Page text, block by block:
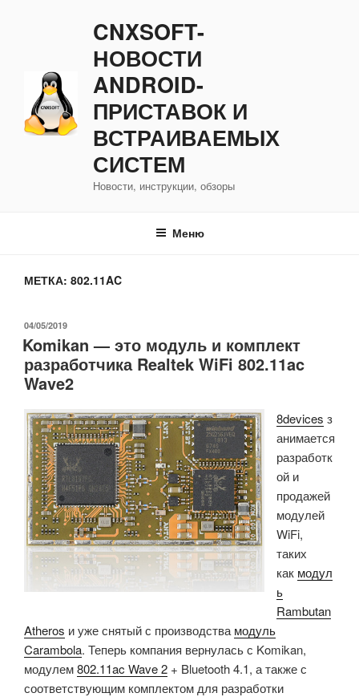
CNXSOFT-
НОВОСТИ
ANDROID-
ПРИСТАВОК И
ВСТРАИВАЕМЫХ
СИСТЕМ
Новости, инструкции, обзоры
Меню
МЕТКА: 802.11AC
ОПУБЛИКОВАНО
04/05/2019
Komikan — это модуль и комплект
разработчика Realtek WiFi 802.11ac
Wave2
8devices з
анимается
разработк
ой и
продажей
модулей
WiFi,
таких
как модул
ь
Rambutan
Atheros и уже снятый с производства модуль
Carambola. Теперь компания вернулась с Komikan,
модулем802.11ac Wave 2 + Bluetooth 4.1, а также с
соответствующим комплектом для разработки